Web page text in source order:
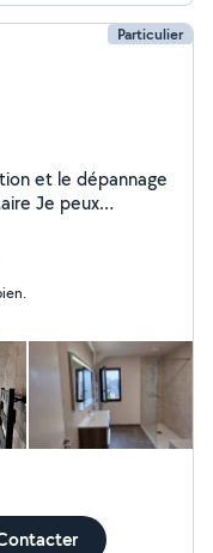
Particulier
et le dépannage
Je peux